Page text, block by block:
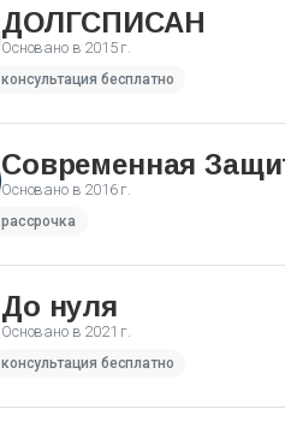
ДОЛГСПИСАН
Основано в 2015 г.
консультация бесплатно
Современная
Основано в 2016 г.
рассрочка
До нуля
Основано в 2021 г.
консультация бесплатно